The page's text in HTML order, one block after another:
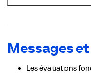
Messages
Les évaluations